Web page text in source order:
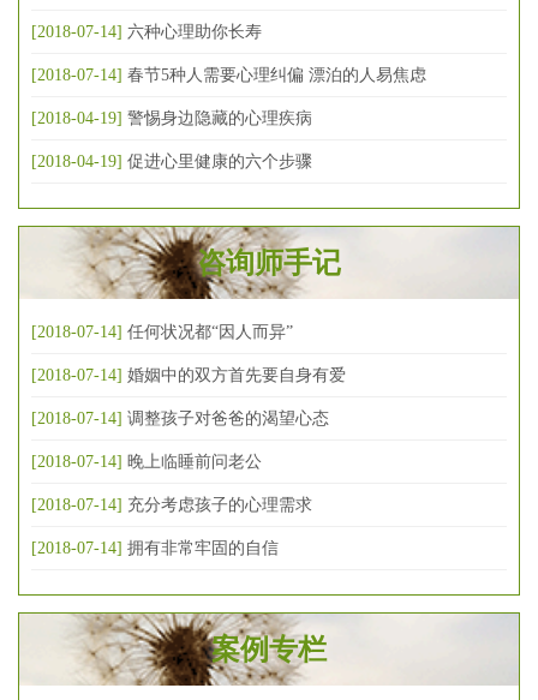
[2018-07-14] 六种心理助你长寿
[2018-07-14] 春节5种人需要心理纠偏 漂泊的人易焦虑
[2018-04-19] 警惕身边隐藏的心理疾病
[2018-04-19] 促进心里健康的六个步骤
咨询师手记
[2018-07-14] 任何状况都“因人而异”
[2018-07-14] 婚姻中的双方首先要自身有爱
[2018-07-14] 调整孩子对爸爸的渴望心态
[2018-07-14] 晚上临睡前问老公
[2018-07-14] 充分考虑孩子的心理需求
[2018-07-14] 拥有非常牢固的自信
案例专栏